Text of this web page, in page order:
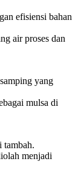
efisiensi bahan
air proses dan
yang
mulsa di
tambah.
menjadi